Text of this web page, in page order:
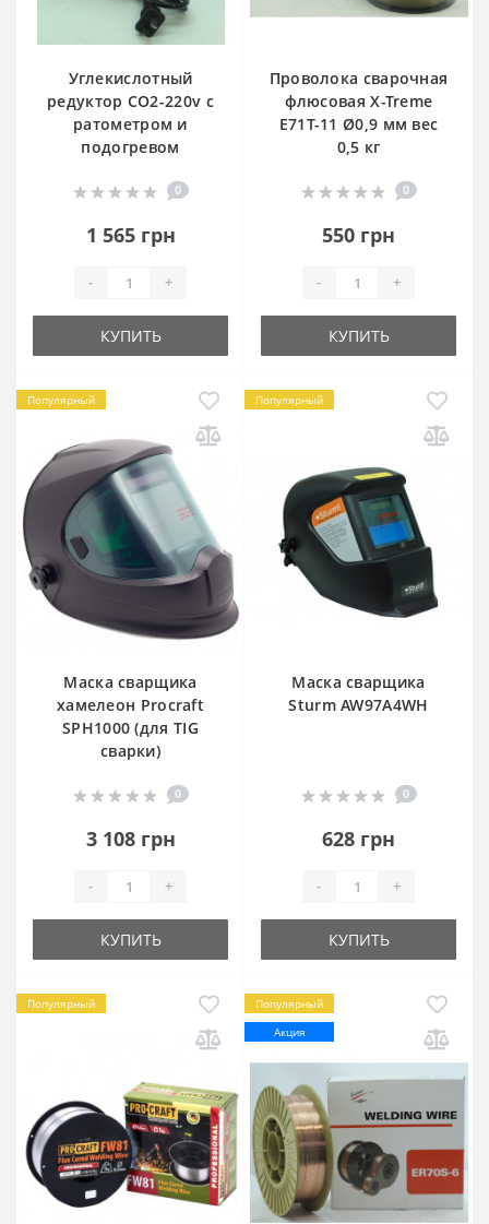
Углекислотный
редуктор СО2-220v с
ратометром и
подогревом
0
1 565 грн
- +
КУПИТЬ
Проволока сварочная
флюсовая X-Treme
E71T-11 Ø0,9 мм вес
0,5 кг
0
550 грн
- +
КУПИТЬ
Популярный
Маска сварщика
хамелеон Procraft
SPH1000 (для TIG
сварки)
0
3 108 грн
- +
КУПИТЬ
Популярный
Маска сварщика
Sturm AW97A4WH
0
628 грн
- +
КУПИТЬ
Популярный
Популярный
Акция